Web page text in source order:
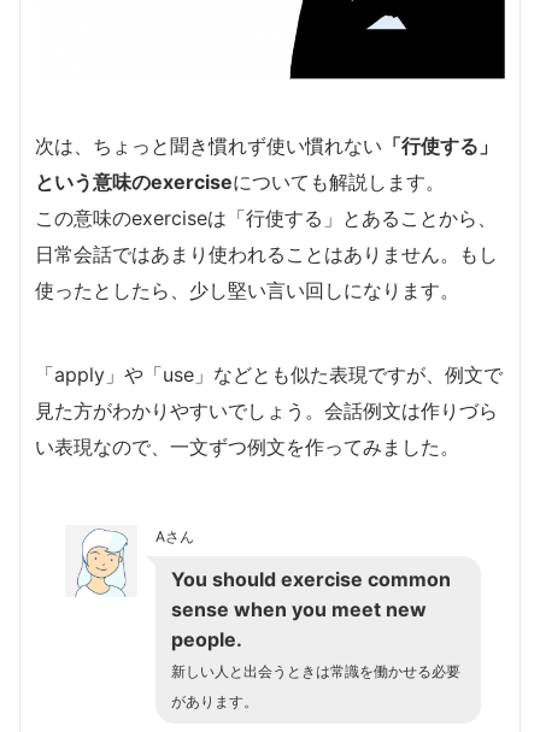
次は、ちょっと聞き慣れず使い慣れない 「行使する」
という意味のexerciseについても解説します。
この意味のexerciseは「行使する」とあることから、
日常会話ではあまり使われることはありません。もし
使ったとしたら、少し堅い言い回しになります。
「apply」や「use」などとも似た表現ですが、例文で
見た方がわかりやすいでしょう。会話例文は作りづら
い表現なので、一文ずつ例文を作ってみました。
Aさん
You should exercise common
sense when you meet new
people.
新しい人と出会うときは常識を働かせる必要
があります。